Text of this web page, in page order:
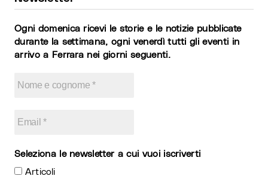
Ogni domenica ricevi le storie e le notizie pubblicate
durante la settimana, ogni venerdì tutti gli eventi in
arrivo a Ferrara nei giorni seguenti.
Seleziona le newsletter a cui vuoi iscriverti
Articoli